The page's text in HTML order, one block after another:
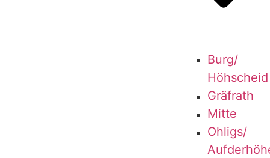
Burg/​
Höhscheid
Grä­f­rath
Mit­te
Ohligs/​